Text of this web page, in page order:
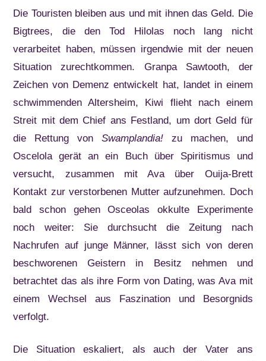
Die Touristen bleiben aus und mit ihnen das Geld. Die
Bigtrees, die den Tod Hilolas noch lang nicht
verarbeitet haben, müssen irgendwie mit der neuen
Situation zurechtkommen. Granpa Sawtooth, der
Zeichen von Demenz entwickelt hat, landet in einem
schwimmenden Altersheim, Kiwi flieht nach einem
Streit mit dem Chief ans Festland, um dort Geld für
die Rettung von Swamplandia! zu machen, und
Oscelola gerät an ein Buch über Spiritismus und
versucht, zusammen mit Ava über Ouija-Brett
Kontakt zur verstorbenen Mutter aufzunehmen. Doch
bald schon gehen Osceolas okkulte Experimente
noch weiter: Sie durchsucht die Zeitung nach
Nachrufen auf junge Männer, lässt sich von deren
beschworenen Geistern in Besitz nehmen und
betrachtet das als ihre Form von Dating, was Ava mit
einem Wechsel aus Faszination und Besorgnids
verfolgt.
Die Situation eskaliert, als auch der Vater ans